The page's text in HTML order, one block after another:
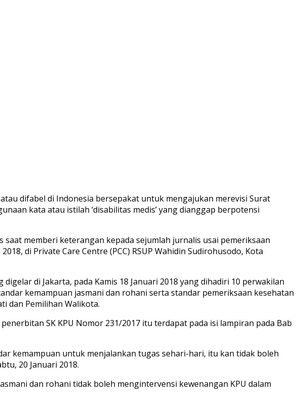
atau difabel di Indonesia bersepakat untuk mengajukan merevisi Surat
kata atau istilah ‘disabilitas medis’ yang dianggap berpotensi
saat memberi keterangan kepada sejumlah jurnalis usai pemeriksaan
di Private Care Centre (PCC) RSUP Wahidin Sudirohusodo, Kota
di Jakarta, pada Kamis 18 Januari 2018 yang dihadiri 10 perwakilan
kemampuan jasmani dan rohani serta standar pemeriksaan kesehatan
dan Pemilihan Walikota.
SK KPU Nomor 231/2017 itu terdapat pada isi lampiran pada Bab
kemampuan untuk menjalankan tugas sehari-hari, itu kan tidak boleh
20 Januari 2018.
dan rohani tidak boleh mengintervensi kewenangan KPU dalam